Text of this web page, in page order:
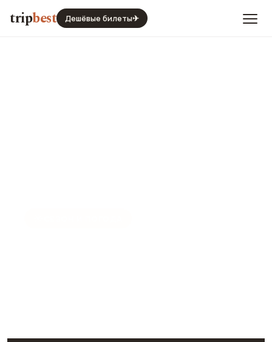
tripbest Дешёвые билеты✈